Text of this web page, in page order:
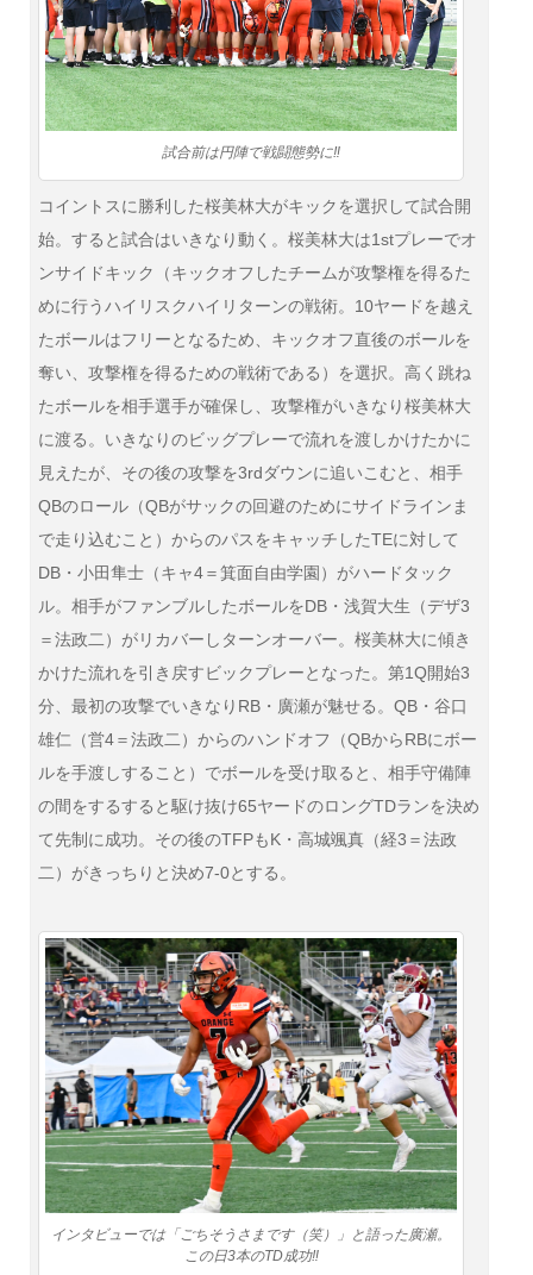
試合前は円陣で戦闘態勢に‼
コイントスに勝利した桜美林大がキックを選択して試合開
始。すると試合はいきなり動く。桜美林大は1stプレーでオ
ンサイドキック（キックオフしたチームが攻撃権を得るた
めに行うハイリスクハイリターンの戦術。10ヤードを越え
たボールはフリーとなるため、キックオフ直後のボールを
奪い、攻撃権を得るための戦術である）を選択。高く跳ね
たボールを相手選手が確保し、攻撃権がいきなり桜美林大
に渡る。いきなりのビッグプレーで流れを渡しかけたかに
見えたが、その後の攻撃を3rdダウンに追いこむと、相手
QBのロール（QBがサックの回避のためにサイドラインま
で走り込むこと）からのパスをキャッチしたTEに対して
DB・小田隼士（キャ4＝箕面自由学園）がハードタック
ル。相手がファンブルしたボールをDB・浅賀大生（デザ3
＝法政二）がリカバーしターンオーバー。桜美林大に傾き
かけた流れを引き戻すビックプレーとなった。第1Q開始3
分、最初の攻撃でいきなりRB・廣瀬が魅せる。QB・谷口
雄仁（営4＝法政二）からのハンドオフ（QBからRBにボー
ルを手渡しすること）でボールを受け取ると、相手守備陣
の間をするすると駆け抜け65ヤードのロングTDランを決め
て先制に成功。その後のTFPもK・高城颯真（経3＝法政
二）がきっちりと決め7-0とする。
インタビューでは「ごちそうさまです（笑）」と語った廣瀬。
この日3本のTD成功‼